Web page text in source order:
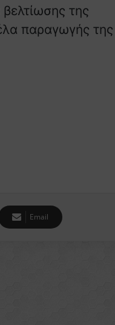
της
παραγωγής της
Email